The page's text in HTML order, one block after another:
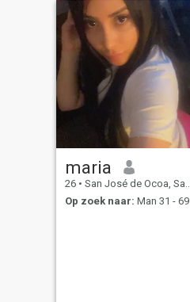
maria
26 • San José de Ocoa, San José de Ocoa, Dominicaanse Rep.
Op zoek naar: Man 31 - 69